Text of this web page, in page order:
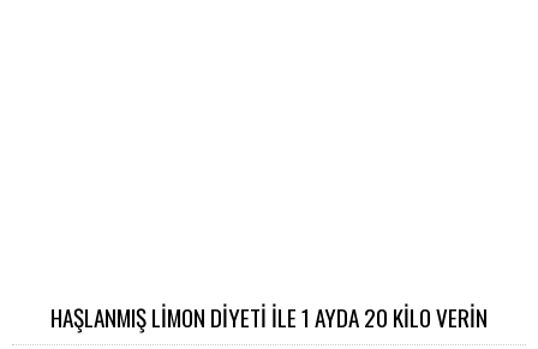
HAŞLANMIŞ LİMON DİYETİ İLE 1 AYDA 20 KİLO VERİN